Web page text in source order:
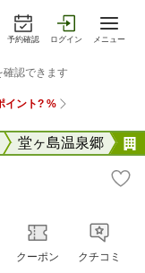
予約確認 ログイン メニュー
堂ヶ島温泉郷
クーポン クチコミ